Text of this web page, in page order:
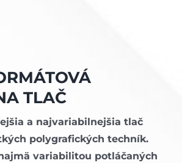
TLAČ
a najvariabilnejšia tlač
polygrafických techník.
variabilitou potláčaných